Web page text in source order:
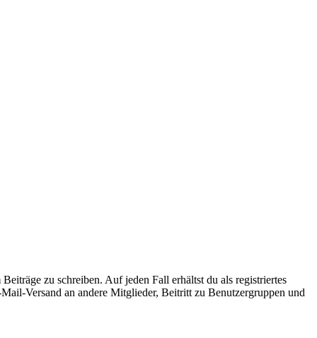
zu schreiben. Auf jeden Fall erhältst du als registriertes
Versand an andere Mitglieder, Beitritt zu Benutzergruppen und